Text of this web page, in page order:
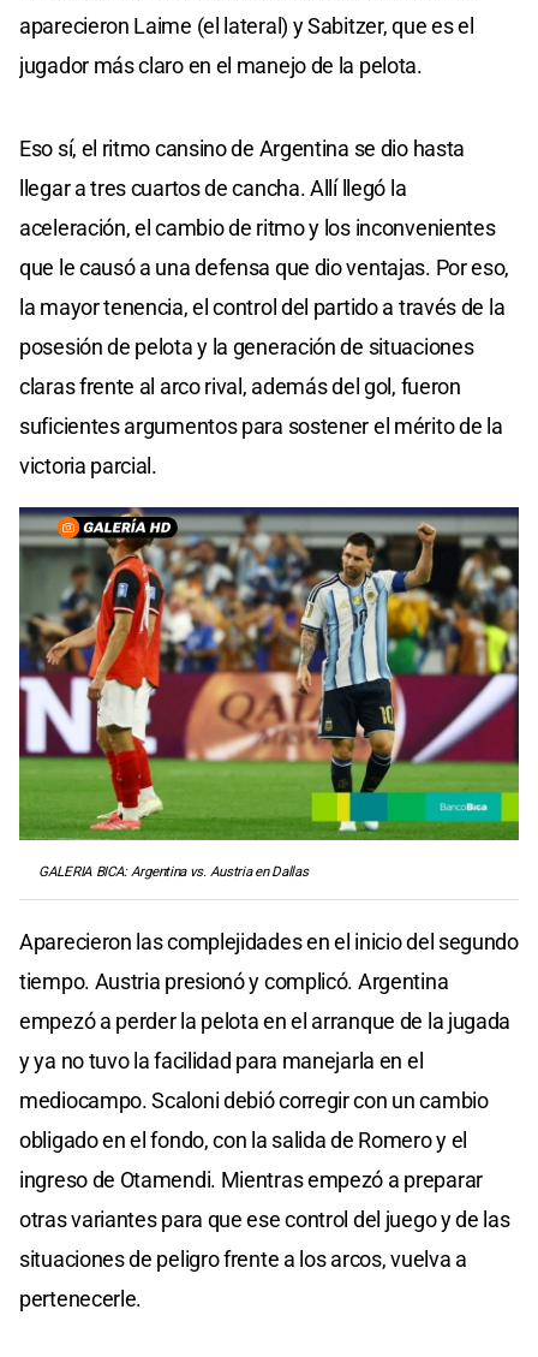
aparecieron Laime (el lateral) y Sabitzer, que es el
jugador más claro en el manejo de la pelota.
Eso sí, el ritmo cansino de Argentina se dio hasta
llegar a tres cuartos de cancha. Allí llegó la
aceleración, el cambio de ritmo y los inconvenientes
que le causó a una defensa que dio ventajas. Por eso,
la mayor tenencia, el control del partido a través de la
posesión de pelota y la generación de situaciones
claras frente al arco rival, además del gol, fueron
suficientes argumentos para sostener el mérito de la
victoria parcial.
GALERIA BICA: Argentina vs. Austria en Dallas
Aparecieron las complejidades en el inicio del segundo
tiempo. Austria presionó y complicó. Argentina
empezó a perder la pelota en el arranque de la jugada
y ya no tuvo la facilidad para manejarla en el
mediocampo. Scaloni debió corregir con un cambio
obligado en el fondo, con la salida de Romero y el
ingreso de Otamendi. Mientras empezó a preparar
otras variantes para que ese control del juego y de las
situaciones de peligro frente a los arcos, vuelva a
pertenecerle.